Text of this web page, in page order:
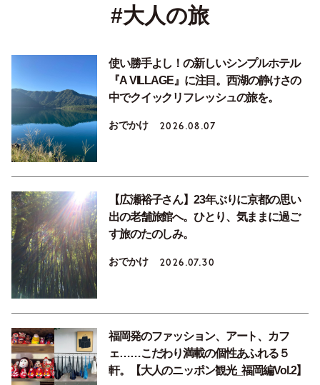
#大人の旅
使い勝手よし！の新しいシンプルホテル
『A VILLAGE』に注目。西湖の静けさの
中でクイックリフレッシュの旅を。
おでかけ 2026.08.07
【広瀬裕子さん】23年ぶりに京都の思い
出の老舗旅館へ。ひとり、気ままに過ご
す旅のたのしみ。
おでかけ 2026.07.30
福岡発のファッション、アート、カフ
ェ……こだわり満載の個性あふれる５
軒。【大人のニッポン観光_福岡編Vol.2】